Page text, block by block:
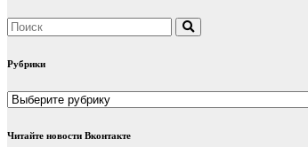
Рубрики
Рубрики
Читайте новости Вконтакте